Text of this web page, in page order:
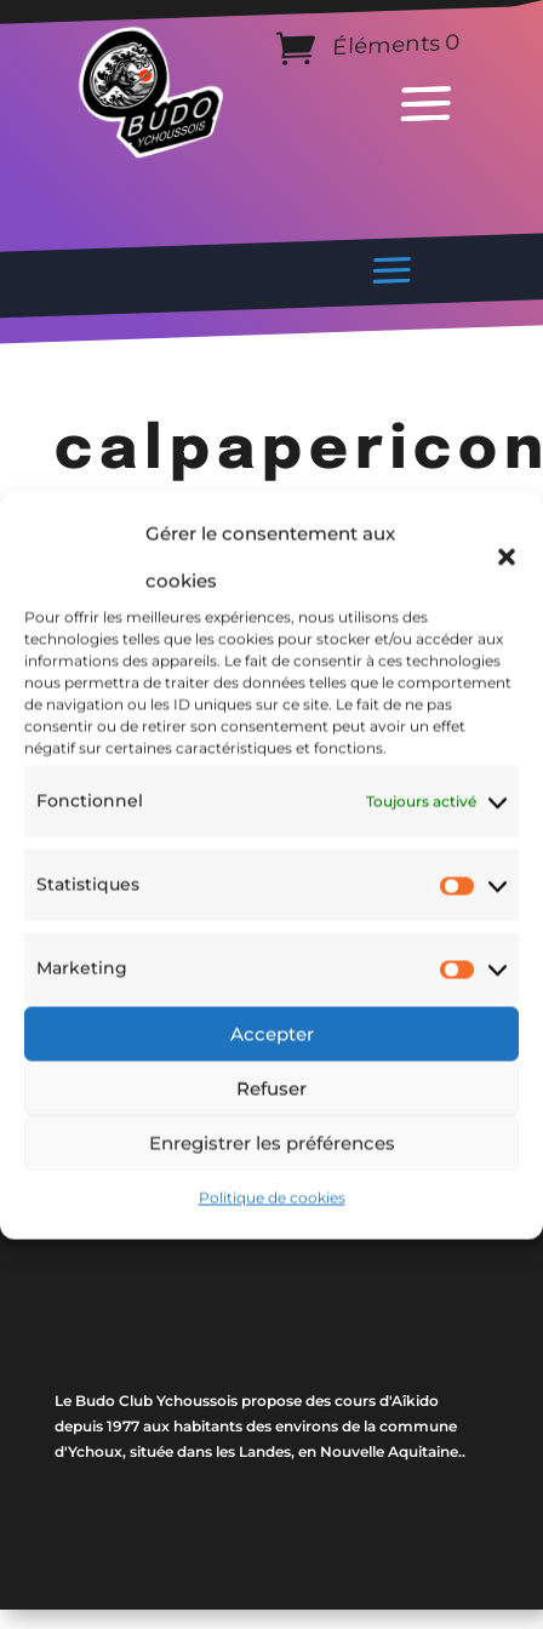
Gérer le consentement aux
cookies
Pour offrir les meilleures expériences, nous utilisons des
technologies telles que les cookies pour stocker et/ou accéder aux
informations des appareils. Le fait de consentir à ces technologies
nous permettra de traiter des données telles que le comportement
de navigation ou les ID uniques sur ce site. Le fait de ne pas
consentir ou de retirer son consentement peut avoir un effet
négatif sur certaines caractéristiques et fonctions.
Fonctionnel Toujours activé
Statistiques
Marketing
Accepter
Refuser
Enregistrer les préférences
Politique de cookies
Éléments 0
Le Budo Club Ychoussois propose des cours d'Aîkido
depuis 1977 aux habitants des environs de la commune
d'Ychoux, située dans les Landes, en Nouvelle Aquitaine..